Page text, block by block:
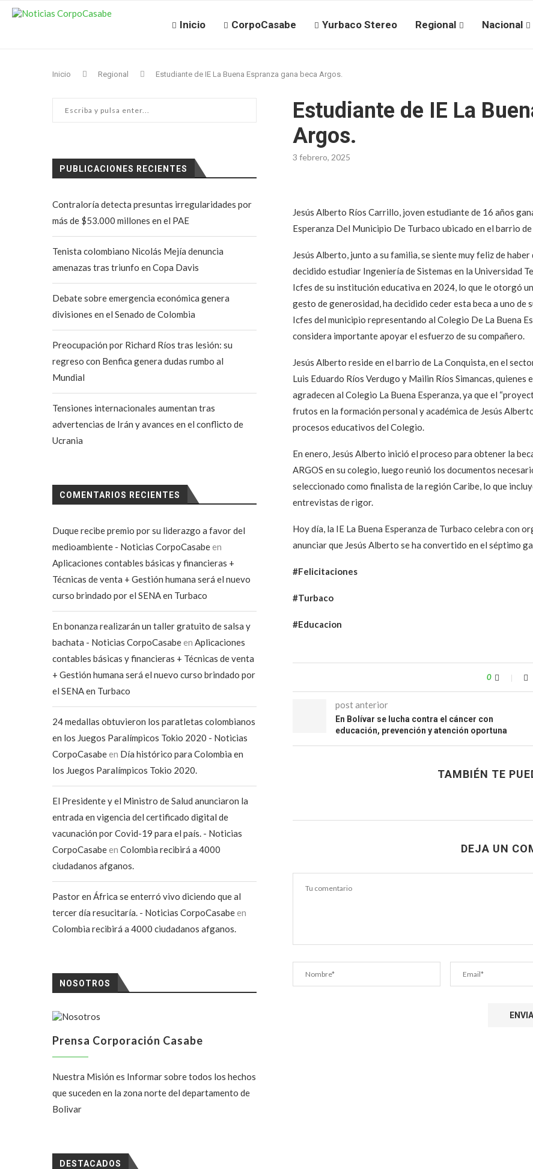
Inicio CorpoCasabe Yurbaco Stereo Regional Nacional
Inicio Regional Estudiante de IE La Buena Espranza gana beca Argos.
Estudiante de IE La
Argos.
3 febrero, 2025
Jesús Alberto Ríos Carrillo, joven estudiante de 16 años
Esperanza Del Municipio De Turbaco ubicado en el barrio
Jesús Alberto, junto a su familia, se siente muy feliz de
decidido estudiar Ingeniería de Sistemas en la Universidad
Icfes de su institución educativa en 2024, lo que le otorgó
gesto de generosidad, ha decidido ceder esta beca a uno
Icfes del municipio representando al Colegio De La Buena
considera importante apoyar el esfuerzo de su compañero.
Jesús Alberto reside en el barrio de La Conquista, en el
Luis Eduardo Ríos Verdugo y Mailin Ríos Simancas,
agradecen al Colegio La Buena Esperanza, ya que el
frutos en la formación personal y académica de Jesús
procesos educativos del Colegio.
En enero, Jesús Alberto inició el proceso para obtener la
ARGOS en su colegio, luego reunió los documentos
seleccionado como finalista de la región Caribe, lo que
entrevistas de rigor.
Hoy día, la IE La Buena Esperanza de Turbaco celebra con
anunciar que Jesús Alberto se ha convertido en el séptimo
#Felicitaciones
#Turbaco
#Educacion
0
post anterior
En Bolívar se lucha contra el cáncer con
educación, prevención y atención oportuna
TAMBIÉN TE
DEJA UN
PUBLICACIONES RECIENTES
Contraloría detecta presuntas irregularidades por
más de $53.000 millones en el PAE
Tenista colombiano Nicolás Mejía denuncia
amenazas tras triunfo en Copa Davis
Debate sobre emergencia económica genera
divisiones en el Senado de Colombia
Preocupación por Richard Ríos tras lesión: su
regreso con Benfica genera dudas rumbo al
Mundial
Tensiones internacionales aumentan tras
advertencias de Irán y avances en el conflicto de
Ucrania
COMENTARIOS RECIENTES
Duque recibe premio por su liderazgo a favor del
medioambiente - Noticias CorpoCasabeen
Aplicaciones contables básicas y financieras +
Técnicas de venta + Gestión humana será el nuevo
curso brindado por el SENA en Turbaco
En bonanza realizarán un taller gratuito de salsa y
bachata - Noticias CorpoCasabeen Aplicaciones
contables básicas y financieras + Técnicas de venta
+ Gestión humana será el nuevo curso brindado por
el SENA en Turbaco
24 medallas obtuvieron los paratletas colombianos
en los Juegos Paralímpicos Tokio 2020 - Noticias
CorpoCasabeen Día histórico para Colombia en
los Juegos Paralímpicos Tokio 2020.
El Presidente y el Ministro de Salud anunciaron la
entrada en vigencia del certificado digital de
vacunación por Covid-19 para el país. - Noticias
CorpoCasabeen Colombia recibirá a 4000
ciudadanos afganos.
Pastor en África se enterró vivo diciendo que al
tercer día resucitaría. - Noticias CorpoCasabeen
Colombia recibirá a 4000 ciudadanos afganos.
NOSOTROS
Prensa Corporación Casabe
Nuestra Misión es Informar sobre todos los hechos
que suceden en la zona norte del departamento de
Bolivar
DESTACADOS